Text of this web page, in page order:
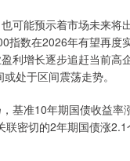
可能预示着市场未来将
指数在2026年有望再度
利增长逐步追赶当前高
处于区间震荡走势。
基准10年期国债收益率
联密切的2年期国债涨2.1